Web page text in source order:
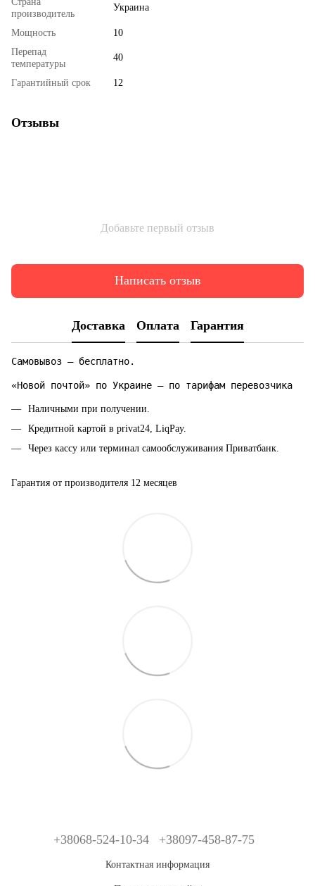
производитель
Украина
Мощность
10
Перепад
температуры
40
Гарантийный срок 12
Отзывы
Добавьте первый отзыв
Написать отзыв
Доставка Оплата Гарантия
Самовывоз — бесплатно.
«Новой почтой» по Украине — по тарифам перевозчика
Наличными при получении.
Кредитной картой в privat24, LiqPay.
Через кассу или терминал самообслуживания Приватбанк.
Гарантия от производителя 12 месяцев
+38068-524-10-34 +38097-458-87-75
Контактная информация